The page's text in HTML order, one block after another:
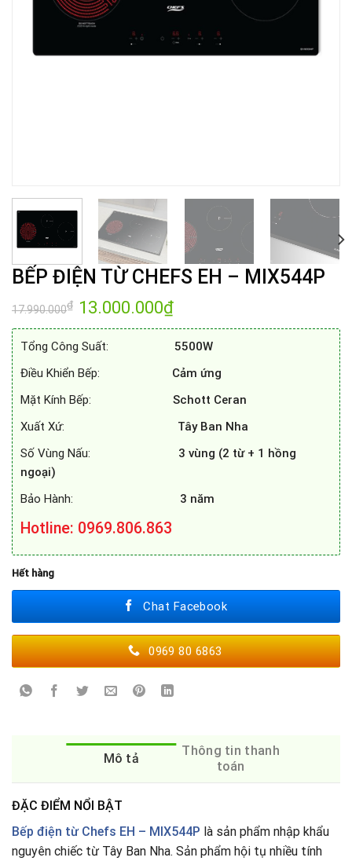
BẾP ĐIỆN TỪ CHEFS EH – MIX544P
17.990.000₫ Giá
gốc
là:
17.990.000₫.
13.000.000₫Giá
tại
13.000.000₫.
Tổng Công Suất:
5500W
Điều Khiển Bếp: Cảm ứng
Mặt Kính Bếp: Schott Ceran
Xuất Xứ:
Tây Ban Nha
Số Vùng Nấu: 3 vùng (2 từ + 1 hồng
ngoại)
Bảo Hành: 3 năm
Hotline: 0969.806.863
Hết hàng
Chat Facebook
0969 80 6863
Mô tả
Thông tin thanh
toán
ĐẶC ĐIỂM NỔI BẬT
Bếp điện từ Chefs EH – MIX544P là sản phẩm nhập khẩu
nguyên chiếc từ Tây Ban Nha. Sản phẩm hội tụ nhiều tính